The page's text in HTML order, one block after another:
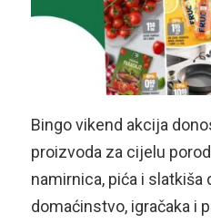
Bingo vikend akcija
proizvoda za cijelu
namirnica, pića i slatkiša
domaćinstvo, igračaka i